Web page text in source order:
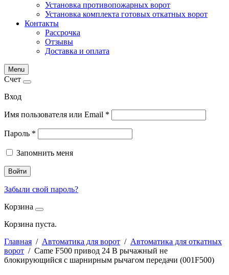
Установка противопожарных ворот
Установка комплекта готовых откатных ворот
Контакты
Рассрочка
Отзывы
Доставка и оплата
Menu
Счет
Вход
Имя пользователя или Email *
Пароль *
Запомнить меня
Войти
Забыли свой пароль?
Корзина
Корзина пуста.
Главная / Автоматика для ворот / Автоматика для откатных
ворот / Came F500 привод 24 В рычажный не
блокирующийся с шарнирным рычагом передачи (001F500)